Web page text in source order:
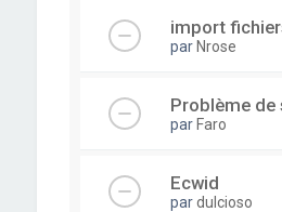
import
par Nrose
Problème
par Faro
Ecwid
pardulcioso